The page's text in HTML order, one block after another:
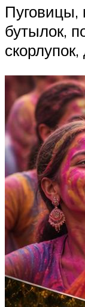
Пуговицы,
бутылок,